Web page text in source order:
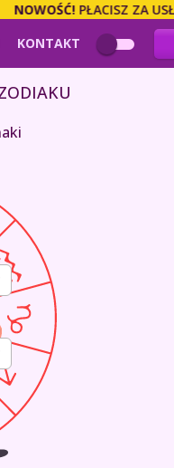
PŁACISZ ZA USŁUGĘ BEZ
KONTAKT